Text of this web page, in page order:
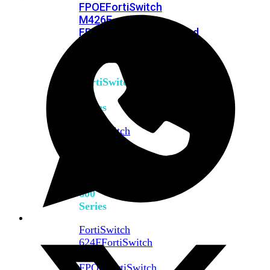
FPOEFortiSwitch
M426E-
FPOE
FortiSwitchRugged
FortiSwitch
500
Series
FortiSwitch
600
Series
FortiSwitch
624FFortiSwitch
FPOE
FortiSwitch